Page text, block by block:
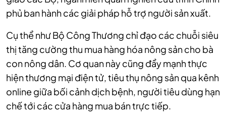
phủ ban hành các giải pháp hỗ trợ người sản xuất.
Cụ thể như Bộ Công Thương chỉ đạo các chuỗi siêu
thị tăng cường thu mua hàng hóa nông sản cho bà
con nông dân. Cơ quan này cũng đẩy mạnh thực
hiện thương mại điện tử, tiêu thụ nông sản qua kênh
online giữa bối cảnh dịch bệnh, người tiêu dùng hạn
chế tới các cửa hàng mua bán trực tiếp.